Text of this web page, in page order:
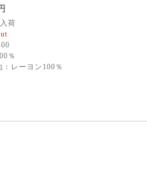
荷
％
：レーヨン100％